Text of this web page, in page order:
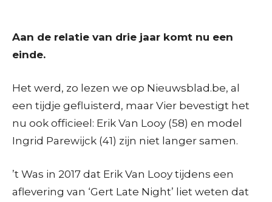
Aan de relatie van drie jaar komt nu een
einde.
Het werd, zo lezen we op Nieuwsblad.be, al
een tijdje gefluisterd, maar Vier bevestigt het
nu ook officieel: Erik Van Looy (58) en model
Ingrid Parewijck (41) zijn niet langer samen.
’t Was in 2017 dat Erik Van Looy tijdens een
aflevering van ‘Gert Late Night’ liet weten dat